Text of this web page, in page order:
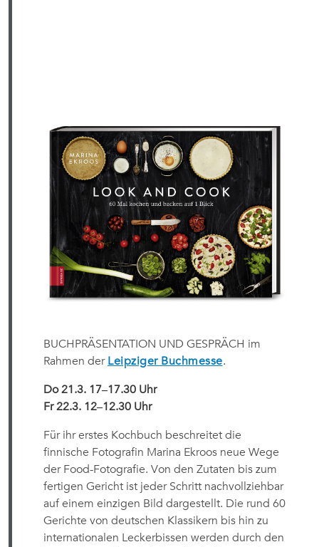
BUCHPRÄSENTATION UND GESPRÄCH im
Rahmen der Leipziger Buchmesse.
Do 21.3. 17‒17.30 Uhr
Fr 22.3. 12‒12.30 Uhr
Für ihr erstes Kochbuch beschreitet die
finnische Fotografin Marina Ekroos neue Wege
der Food-Fotografie. Von den Zutaten bis zum
fertigen Gericht ist jeder Schritt nachvollziehbar
auf einem einzigen Bild dargestellt. Die rund 60
Gerichte von deutschen Klassikern bis hin zu
internationalen Leckerbissen werden durch den